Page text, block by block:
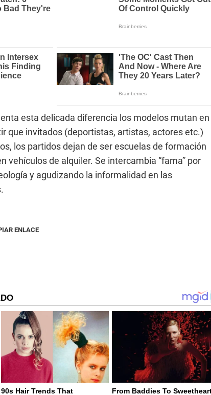
esta delicada diferencia los modelos mutan en
que invitados (deportistas, artistas, actores etc.)
los partidos dejan de ser escuelas de formación
vehículos de alquiler. Se intercambia “fama” por
y agudizando la informalidad en las
ENLACE